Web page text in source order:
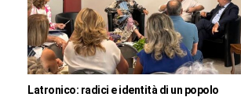
Latronico: radici e identità di un popolo